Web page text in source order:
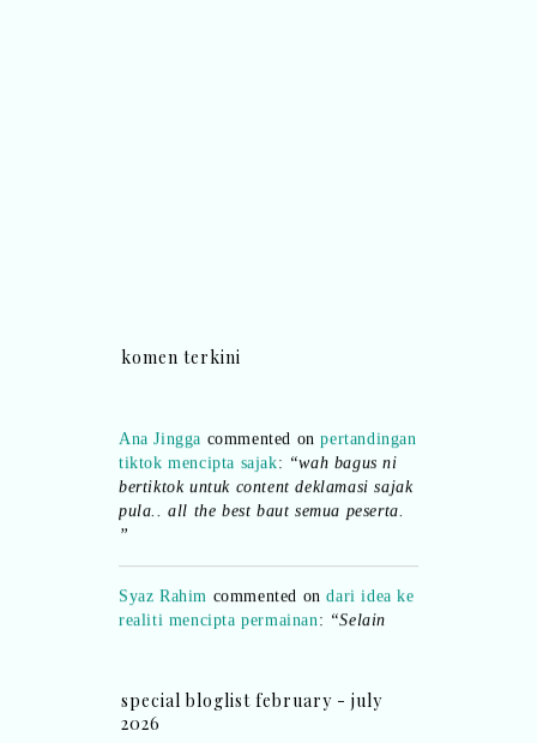
komen terkini
tiktok mencipta sajak:“wah bagus ni
bertiktok untuk content deklamasi sajak
pula.. all the best baut semua peserta.
”
realiti mencipta permainan:“Selain
jimat kertas, memang memudahkan
Syaz Rahim
special bloglist february - july
2026